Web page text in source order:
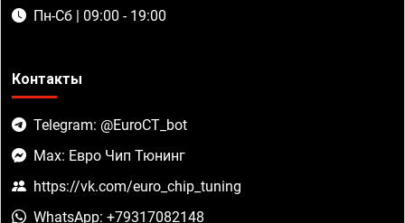
Пн-Сб | 09:00 - 19:00
Контакты
Telegram: @EuroCT_bot
Max: Евро Чип Тюнинг
https://vk.com/euro_chip_tuning
WhatsApp: +79317082148